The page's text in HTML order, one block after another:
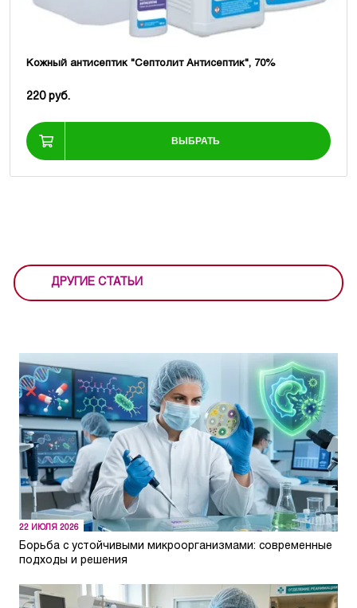
Кожный антисептик "Септолит Антисептик", 70%
220 руб.
ВЫБРАТЬ
ДРУГИЕ СТАТЬИ
22 ИЮЛЯ 2026
Борьба с устойчивыми микроорганизмами: современные
подходы и решения